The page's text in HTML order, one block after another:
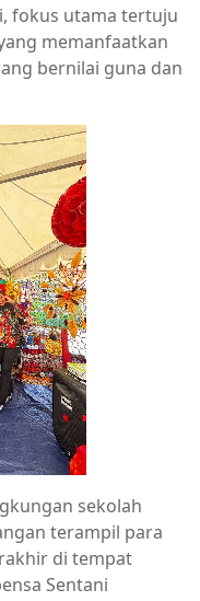
fokus utama tertuju
memanfaatkan
bernilai guna dan
sekolah
terampil para
di tempat
Sentani